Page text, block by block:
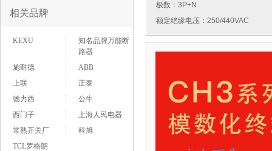
相关品牌
KEXU
知名品牌万能断
路器
施耐德
ABB
上联
正泰
德力西
公牛
西门子
上海人民电器
常熟开关厂
科旭
TCL罗格朗
极数：3P+N
额定绝缘电压：250/440VAC